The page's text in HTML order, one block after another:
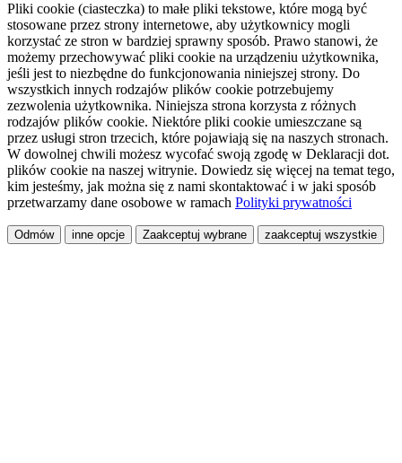
Pliki cookie (ciasteczka) to małe pliki tekstowe, które mogą być
stosowane przez strony internetowe, aby użytkownicy mogli
korzystać ze stron w bardziej sprawny sposób. Prawo stanowi, że
możemy przechowywać pliki cookie na urządzeniu użytkownika,
jeśli jest to niezbędne do funkcjonowania niniejszej strony. Do
wszystkich innych rodzajów plików cookie potrzebujemy
zezwolenia użytkownika. Niniejsza strona korzysta z różnych
rodzajów plików cookie. Niektóre pliki cookie umieszczane są
przez usługi stron trzecich, które pojawiają się na naszych stronach.
W dowolnej chwili możesz wycofać swoją zgodę w Deklaracji dot.
plików cookie na naszej witrynie. Dowiedz się więcej na temat tego,
kim jesteśmy, jak można się z nami skontaktować i w jaki sposób
przetwarzamy dane osobowe w ramach Polityki prywatności
Odmów inne opcje Zaakceptuj wybrane zaakceptuj wszystkie